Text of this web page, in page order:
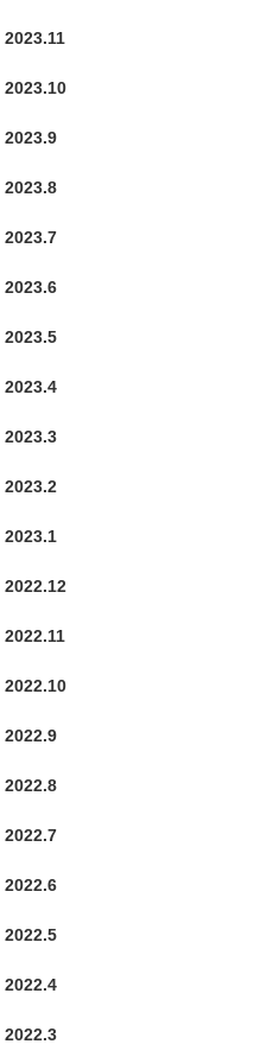
2023.11
2023.10
2023.9
2023.8
2023.7
2023.6
2023.5
2023.4
2023.3
2023.2
2023.1
2022.12
2022.11
2022.10
2022.9
2022.8
2022.7
2022.6
2022.5
2022.4
2022.3